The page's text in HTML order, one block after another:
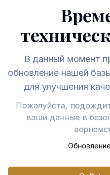
В данный момент
обновление нашей
для улучшения
Пожалуйста,
ваши данные в